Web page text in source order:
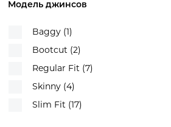
565 Loose Straight (1)
Модель джинсов
Baggy (1)
Bootcut (2)
Regular Fit (7)
Skinny (4)
Slim Fit (17)